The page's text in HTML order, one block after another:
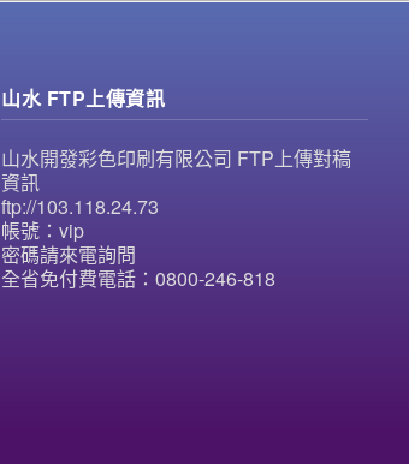
山水 FTP上傳資訊
山水開發彩色印刷有限公司 FTP上傳對稿
資訊
ftp://103.118.24.73
帳號：vip
密碼請來電詢問
全省免付費電話：0800-246-818